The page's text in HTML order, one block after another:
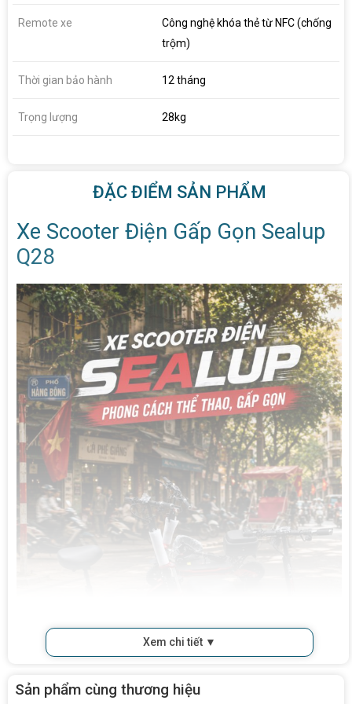
ĐẶC ĐIỂM SẢN PHẨM
Xe Scooter Điện Gấp Gọn Sealup
Q28
Xem chi tiết ▼
Remote xe
Công nghệ khóa thẻ từ NFC (chống
trộm)
Thời gian bảo hành 12 tháng
Trọng lượng 28kg
Sản phẩm cùng thương hiệu